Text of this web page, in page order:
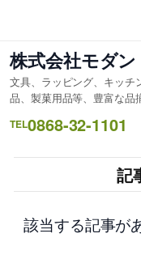
を
ス
キ
ッ
プ
株式会社モダ
文具、ラッピング、キッチ
品、製菓用品等、豊富な品
TEL0868-32-1101
記
該当する記事が